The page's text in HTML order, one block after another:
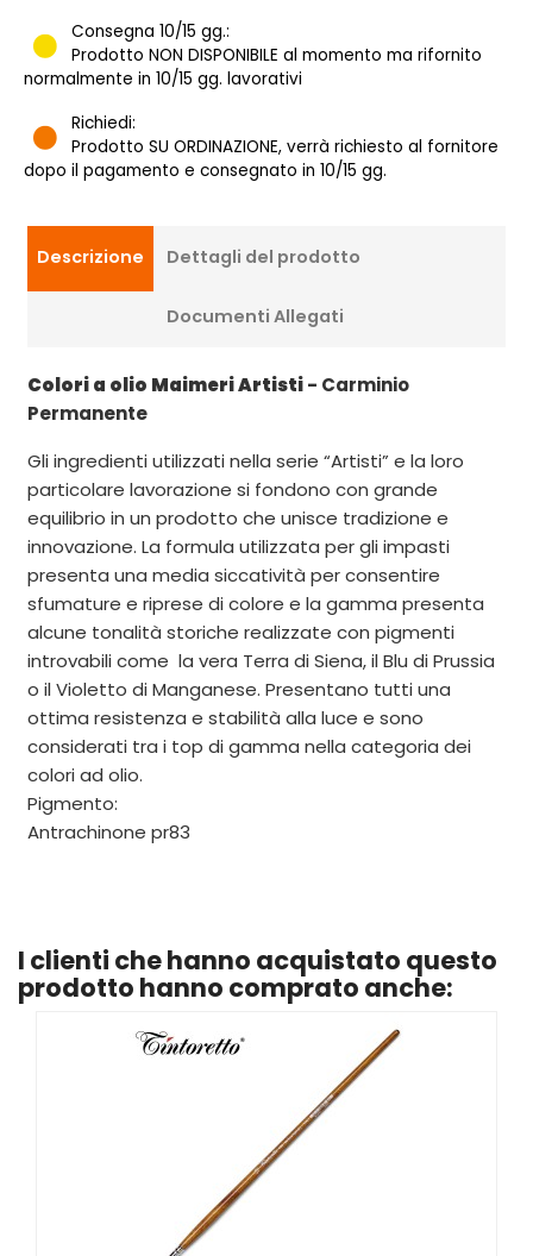
Consegna 10/15 gg.:
Prodotto NON DISPONIBILE al momento ma rifornito
normalmente in 10/15 gg. lavorativi
Richiedi:
Prodotto SU ORDINAZIONE, verrà richiesto al fornitore
dopo il pagamento e consegnato in 10/15 gg.
Descrizione Dettagli del prodotto
Documenti Allegati
Colori a olio Maimeri Artisti- Carminio
Permanente
Gli ingredienti utilizzati nella serie “Artisti” e la loro
particolare lavorazione si fondono con grande
equilibrio in un prodotto che unisce tradizione e
innovazione. La formula utilizzata per gli impasti
presenta una media siccatività per consentire
sfumature e riprese di colore e la gamma presenta
alcune tonalità storiche realizzate con pigmenti
introvabili come la vera Terra di Siena, il Blu di Prussia
o il Violetto di Manganese. Presentano tutti una
ottima resistenza e stabilità alla luce e sono
considerati tra i top di gamma nella categoria dei
colori ad olio.
Pigmento:
Antrachinone pr83
I clienti che hanno acquistato questo
prodotto hanno comprato anche: